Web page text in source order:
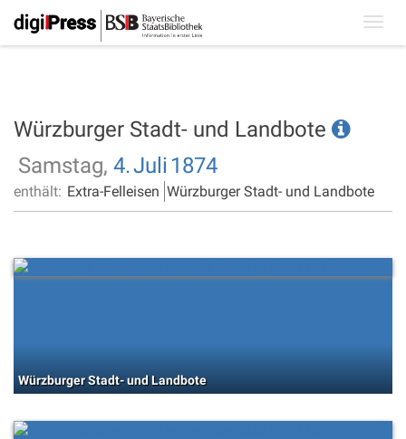
Würzburger Stadt- und Landbote
Samstag, 4.Juli 1874
enthält: Extra-Felleisen Würzburger Stadt- und Landbote
Würzburger Stadt- und Landbote